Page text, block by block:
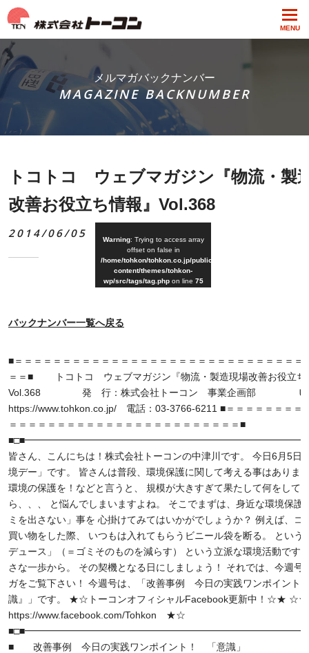
MENU
メルマガバックナンバー
MAGAZINE BACKNUMBER
トコトコ ウェブマガジン『物流・製
改善お役立ち情報』Vol.368
2014/06/05 Warning: Trying to access array
offset on false in
/home/tohkon/tohkon.co.jp/public_html/wp-
content/themes/tohkon-
wp/src/tags/tag.phpon line 75
バックナンバー一覧へ戻る
■＝＝＝＝＝＝＝＝＝＝＝＝＝＝＝＝＝＝＝＝＝＝＝＝＝＝＝＝＝＝
＝＝■ トコトコ ウェブマガジン『物流・製造現場改善お役立ち
Vol.368 発 行：株式会社トーコン 事業企画部 Ｕ
https://www.tohkon.co.jp/ 電話：03-3766-6211 ■＝＝＝＝＝＝＝＝
＝＝＝＝＝＝＝＝＝＝＝＝＝＝＝＝＝＝＝＝＝＝＝＝■
皆さん、こんにちは！株式会社トーコンの中津川です。 今日6月5日
境デー」です。 皆さんは普段、環境保護に関して考える事はありま
環境の保護を！などと言うと、 規模が大きすぎて果たして何をして
ら、、、 と悩んでしまいますよね。 そこでまずは、身近な環境保護
ミを出さない」事を 心掛けてみてはいかがでしょうか？ 例えば、コ
買い物をした際、 いつもは入れてもらうビニール袋を断る。 という
デュース」（＝ゴミそのものを減らす） という立派な環境活動です
さな一歩から。 その契機となる日にしましょう！ それでは、今週号
ガをご覧下さい！ 今週号は、「改善事例 今日の実践ワンポイント
識』」です。 ★☆トーコンオフィシャルFacebook更新中！☆★
https://www.facebook.com/Tohkon ★☆
■ 改善事例 今日の実践ワンポイント！ 「意識」